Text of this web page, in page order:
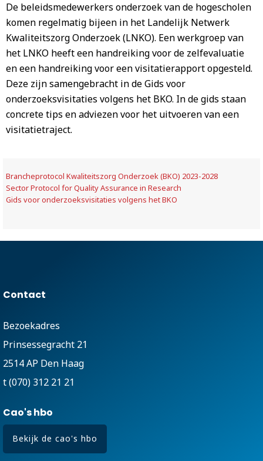
De beleidsmedewerkers onderzoek van de hogescholen
komen regelmatig bijeen in het Landelijk Netwerk
Kwaliteitszorg Onderzoek (LNKO). Een werkgroep van
het LNKO heeft een handreiking voor de zelfevaluatie
en een handreiking voor een visitatierapport opgesteld.
Deze zijn samengebracht in de Gids voor
onderzoeksvisitaties volgens het BKO. In de gids staan
concrete tips en adviezen voor het uitvoeren van een
visitatietraject.
Brancheprotocol Kwaliteitszorg Onderzoek (BKO) 2023-2028
Sector Protocol for Quality Assurance in Research
Gids voor onderzoeksvisitaties volgens het BKO
Contact
Bezoekadres
Prinsessegracht 21
2514 AP Den Haag
t (070) 312 21 21
Cao's hbo
Bekijk de cao's hbo